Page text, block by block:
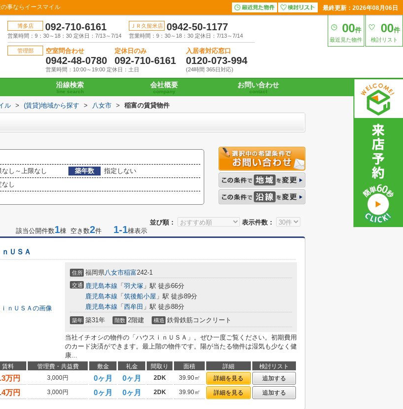
事ならイースマイル 最終更新：2026年08月06日
博多店 092-710-6161
営業時間：9：30～18：30 定休日：7/13～7/14
ＪＲ久留米店 0942-50-1177
営業時間：9：30～18：30 定休日：7/13～7/14
管理部 空室問合わせ
0942-48-0780
定休日のみ
092-710-6161
営業時間：10:00～19:00 定休日：土日
入居者対応窓口
0120-073-994
(24時間 365日対応)
00件
最近見た物件
00件
検討リスト
沿線検索
line search
会社概要
company
お問い合わせ
contact
ル > (賃貸)地域から探す > 八女市 > 稲富の賃貸物件
なし～上限なし 築年数
指定しない
なし
並び順：
表示件数：
該当公開件数1棟 空き数2件 1-1棟表示
ＵＳＡ
住所 福岡県八女市稲富242-1
交通 鹿児島本線 「 羽犬塚 」駅 徒歩66分
鹿児島本線 「 筑後船小屋 」駅 徒歩89分
鹿児島本線 「 西牟田 」駅 徒歩88分
築年 築31年 階数 2階建 構造 鉄骨鉄筋コンクリート
当社イチオシの物件の「ハウスｉｎＵＳＡ」。ぜひ一度ご覧ください。初期費用
のカード決済ができます。最上階の物件です。陽が当たる物件は湿気も少なく健
康...
賃料 管理費・共益費 敷金 礼金 間取り 面積 詳細
検討リスト
万円 3,000円 0ヶ月 0ヶ月 2DK 39.90㎡ 詳細を見る
追加する
万円 3,000円 0ヶ月 0ヶ月 2DK 39.90㎡ 詳細を見る 追加する